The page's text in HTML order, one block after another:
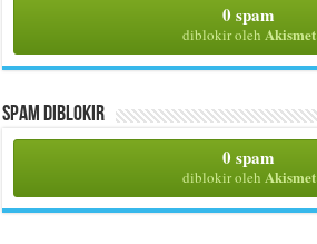
0 spam
diblokir oleh Akismet
Spam Diblokir
0 spam
diblokir oleh Akismet